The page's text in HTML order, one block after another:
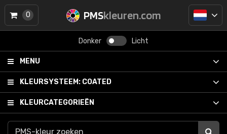
PMSkleuren.com
Donker Licht
MENU
KLEURSYSTEEM: COATED
KLEURCATEGORIEËN
0